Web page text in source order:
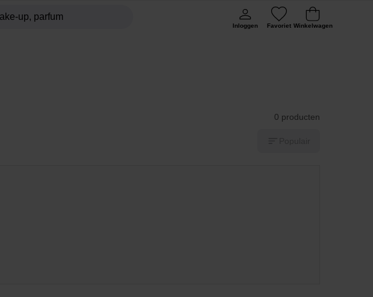
Inloggen Favoriet Winkelwagen
0 producten